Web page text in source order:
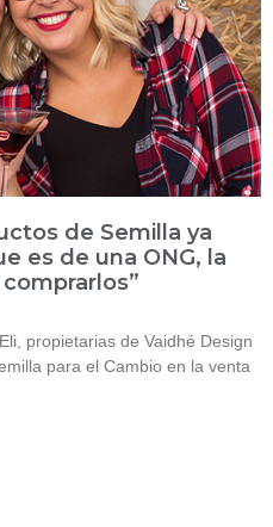
de Semilla ya
es de una ONG, la
propietarias de Vaidhé Design
para el Cambio en la venta